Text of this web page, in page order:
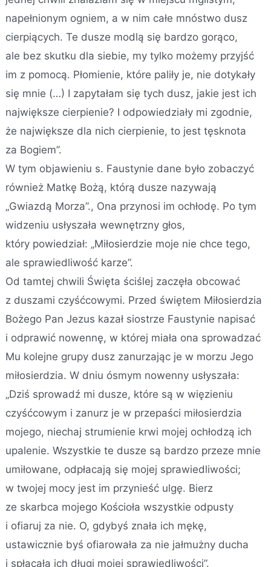
napełnionym ogniem, a w nim całe mnóstwo dusz
cierpiących. Te dusze modlą się bardzo gorąco,
ale bez skutku dla siebie, my tylko możemy przyjść
im z pomocą. Płomienie, które paliły je, nie dotykały
się mnie (…) I zapytałam się tych dusz, jakie jest ich
największe cierpienie? I odpowiedziały mi zgodnie,
że największe dla nich cierpienie, to jest tęsknota
za Bogiem”.
W tym objawieniu s. Faustynie dane było zobaczyć
również Matkę Bożą, którą dusze nazywają
„Gwiazdą Morza”., Ona przynosi im ochłodę. Po tym
widzeniu usłyszała wewnętrzny głos,
który powiedział: „Miłosierdzie moje nie chce tego,
ale sprawiedliwość karze”.
Od tamtej chwili Święta ściślej zaczęła obcować
z duszami czyśćcowymi. Przed świętem Miłosierdzia
Bożego Pan Jezus kazał siostrze Faustynie napisać
i odprawić nowennę, w której miała ona sprowadzać
Mu kolejne grupy dusz zanurzając je w morzu Jego
miłosierdzia. W dniu ósmym nowenny usłyszała:
„Dziś sprowadź mi dusze, które są w więzieniu
czyśćcowym i zanurz je w przepaści miłosierdzia
mojego, niechaj strumienie krwi mojej ochłodzą ich
upalenie. Wszystkie te dusze są bardzo przeze mnie
umiłowane, odpłacają się mojej sprawiedliwości;
w twojej mocy jest im przynieść ulgę. Bierz
ze skarbca mojego Kościoła wszystkie odpusty
i ofiaruj za nie. O, gdybyś znała ich mękę,
ustawicznie byś ofiarowała za nie jałmużny ducha
i spłacała ich długi mojej sprawiedliwości”.